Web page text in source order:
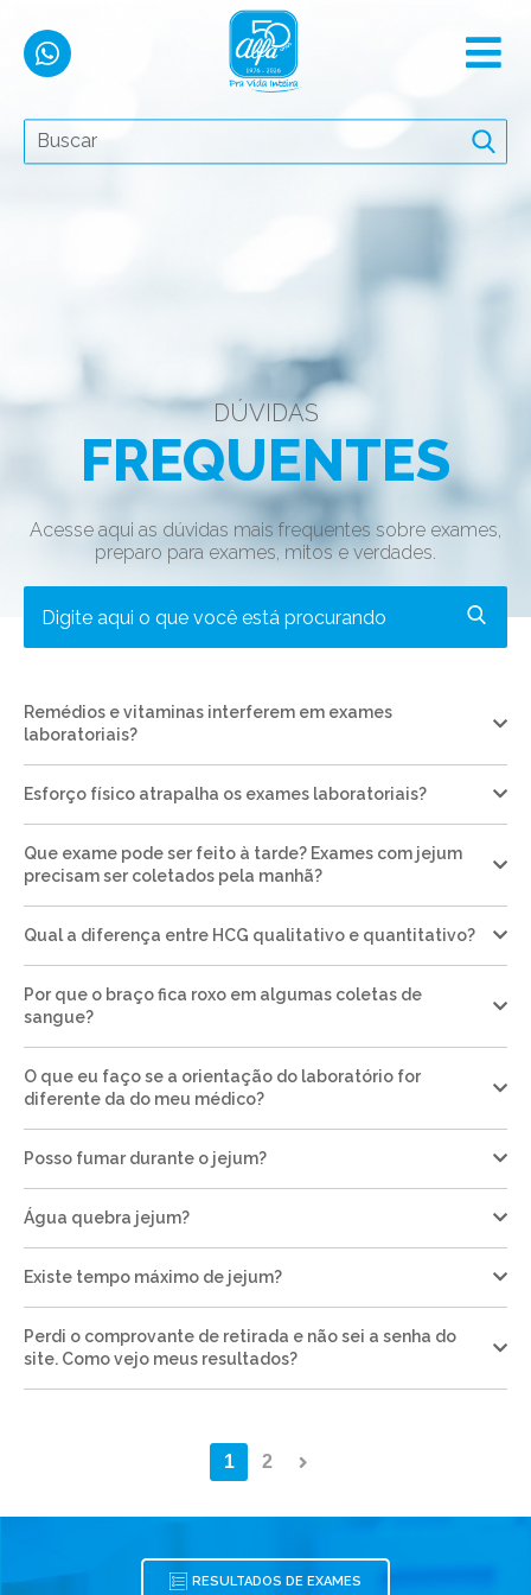
DÚVIDAS
FREQUENTES
Acesse aqui as dúvidas mais frequentes sobre exames,
preparo para exames, mitos e verdades.
Remédios e vitaminas interferem em exames
laboratoriais?
Esforço físico atrapalha os exames laboratoriais?
Que exame pode ser feito à tarde? Exames com jejum
precisam ser coletados pela manhã?
Qual a diferença entre HCG qualitativo e quantitativo?
Por que o braço fica roxo em algumas coletas de
sangue?
O que eu faço se a orientação do laboratório for
diferente da do meu médico?
Posso fumar durante o jejum?
Água quebra jejum?
Existe tempo máximo de jejum?
Perdi o comprovante de retirada e não sei a senha do
site. Como vejo meus resultados?
1 2
RESULTADOS DE EXAMES